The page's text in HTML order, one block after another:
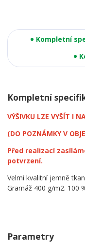
Kompletní
Kompletní
VÝŠIVKU LZE VYŠÍT I
(DO POZNÁMKY V
Před realizací
potvrzení.
Velmi kvalitní jemně
Gramáž 400 g/m2. 100
Parametry